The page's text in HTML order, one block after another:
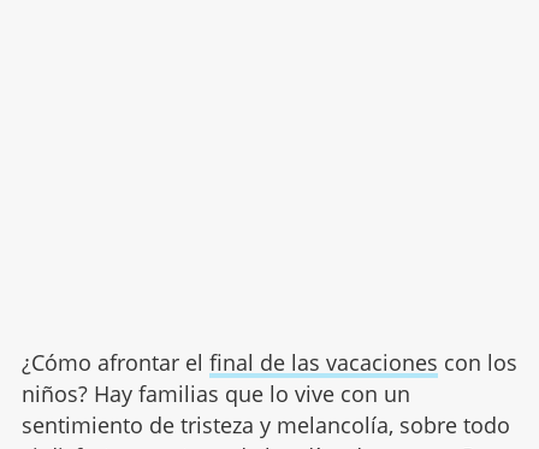
¿Cómo afrontar el final de las vacaciones con los
niños? Hay familias que lo vive con un
sentimiento de tristeza y melancolía, sobre todo